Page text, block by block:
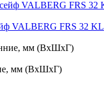
VALBERG FRS 32 KL
мм (ВхШхГ)
мм (ВхШхГ)